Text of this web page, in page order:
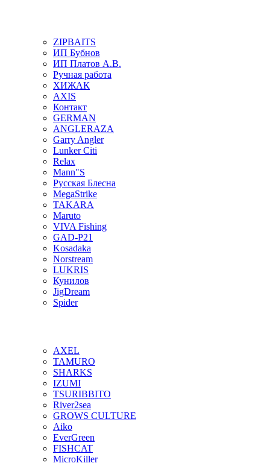
ZIPBAITS
ИП Бубнов
ИП Платов А.В.
Ручная работа
ХИЖАК
AXIS
Контакт
GERMAN
ANGLERAZA
Garry Angler
Lunker Citi
Relax
Mann"S
Русская Блесна
MegaStrike
TAKARA
Maruto
VIVA Fishing
GAD-P21
Kosadaka
Norstream
LUKRIS
Кунилов
JigDream
Spider
AXEL
TAMURO
SHARKS
IZUMI
TSURIBBITO
River2sea
GROWS CULTURE
Aiko
EverGreen
FISHCAT
MicroKiller